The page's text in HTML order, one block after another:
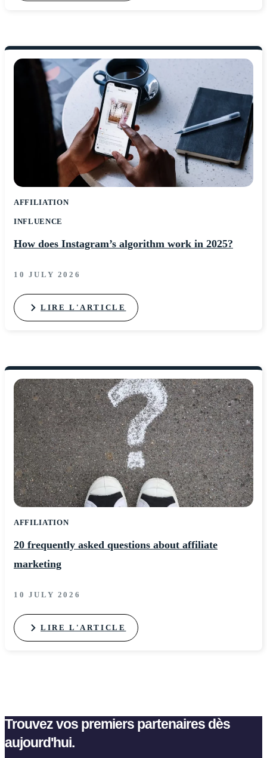
AFFILIATION
INFLUENCE
How does Instagram’s algorithm work in 2025?
10 JULY 2026
LIRE L'ARTICLE
AFFILIATION
20 frequently asked questions about affiliate
marketing
10 JULY 2026
LIRE L'ARTICLE
Trouvez vos premiers partenaires dès
aujourd'hui.